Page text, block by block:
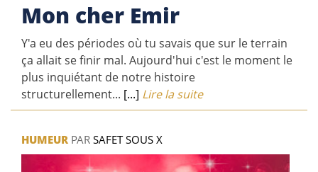
Mon cher Emir
Y'a eu des périodes où tu savais que sur le terrain
ça allait se finir mal. Aujourd'hui c'est le moment le
plus inquiétant de notre histoire
structurellement... [...] Lire la suite
HUMEUR PAR SAFET SOUS X